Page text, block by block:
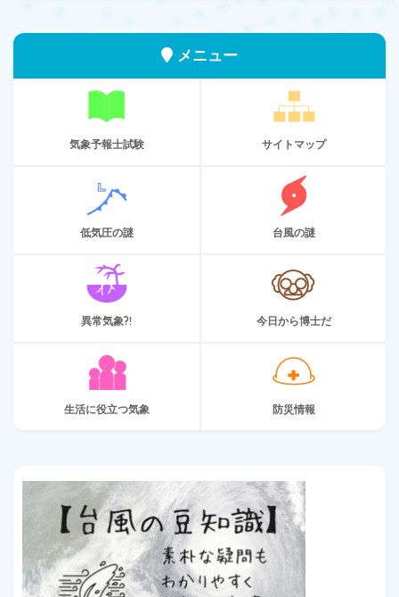
メニュー
気象予報士試験 サイトマップ
低気圧の謎 台風の謎
異常気象?! 今日から博士だ
生活に役立つ気象 防災情報